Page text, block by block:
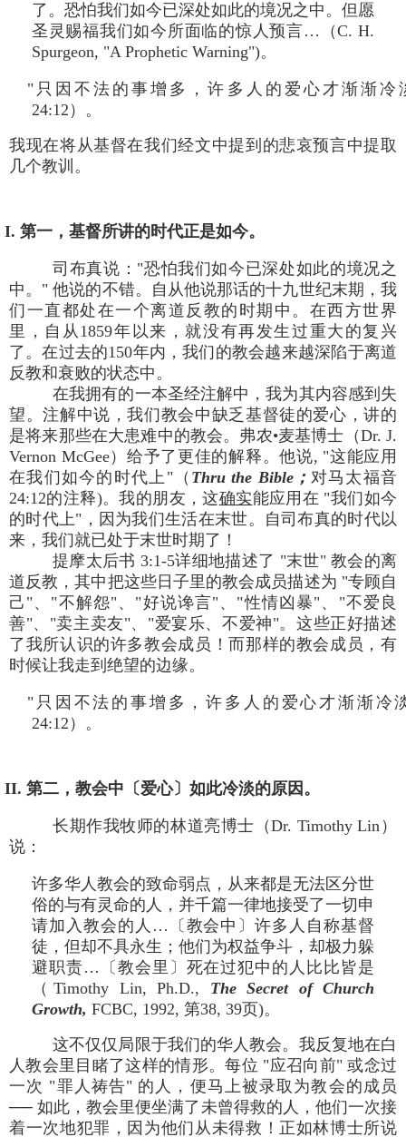
了。恐怕我们如今已深处如此的境况之中。但愿
圣灵赐福我们如今所面临的惊人预言…（C. H.
Spurgeon, "A Prophetic Warning")。
"只因不法的事增多，许多人的爱心才渐渐冷
24:12）。
我现在将从基督在我们经文中提到的悲哀预言中提取
几个教训。
I. 第一，基督所讲的时代正是如今。
司布真说："恐怕我们如今已深处如此的境况之
中。" 他说的不错。自从他说那话的十九世纪末期，我
们一直都处在一个离道反教的时期中。在西方世界
里，自从1859年以来，就没有再发生过重大的复兴
了。在过去的150年内，我们的教会越来越深陷于离道
反教和衰败的状态中。
在我拥有的一本圣经注解中，我为其内容感到失
望。注解中说，我们教会中缺乏基督徒的爱心，讲的
是将来那些在大患难中的教会。弗农•麦基博士（Dr. J.
Vernon McGee）给予了更佳的解释。他说, "这能应用
在我们如今的时代上"（ Thru the Bible； 对马太福音
24:12的注释)。我的朋友，这确实能应用在 "我们如今
的时代上"，因为我们生活在末世。自司布真的时代以
来，我们就已处于末世时期了！
提摩太后书 3:1-5详细地描述了 "末世" 教会的离
道反教，其中把这些日子里的教会成员描述为 "专顾自
己"、"不解怨"、"好说谗言"、"性情凶暴"、"不爱良
善"、"卖主卖友"、"爱宴乐、不爱神"。这些正好描述
了我所认识的许多教会成员！而那样的教会成员，有
时候让我走到绝望的边缘。
"只因不法的事增多，许多人的爱心才渐渐冷
24:12）。
II. 第二，教会中〔爱心〕如此冷淡的原因。
长期作我牧师的林道亮博士（Dr. Timothy Lin）
说：
许多华人教会的致命弱点，从来都是无法区分世
俗的与有灵命的人，并千篇一律地接受了一切申
请加入教会的人…〔教会中〕许多人自称基督
徒，但却不具永生；他们为权益争斗，却极力躲
避职责…〔教会里〕死在过犯中的人比比皆是
（Timothy Lin, Ph.D., The Secret of Church
Growth, FCBC, 1992, 第38, 39页)。
这不仅仅局限于我们的华人教会。我反复地在白
人教会里目睹了这样的情形。每位 "应召向前" 或念过
一次 "罪人祷告" 的人，便马上被录取为教会的成员
── 如此，教会里便坐满了未曾得救的人，他们一次接
着一次地犯罪，因为他们从未得救！正如林博士所说